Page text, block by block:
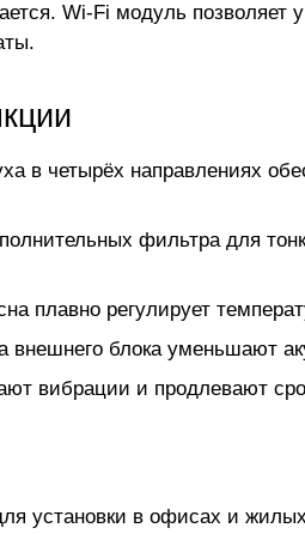
Wi-Fi модуль позволяет
в четырёх направлениях
фильтра для
плавно регулирует
блока уменьшают
вибрации и продлевают
установки в офисах и